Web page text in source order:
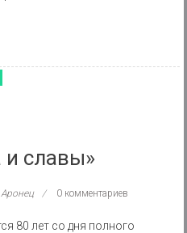
и славы»
0 комментариев
80 лет со дня полного